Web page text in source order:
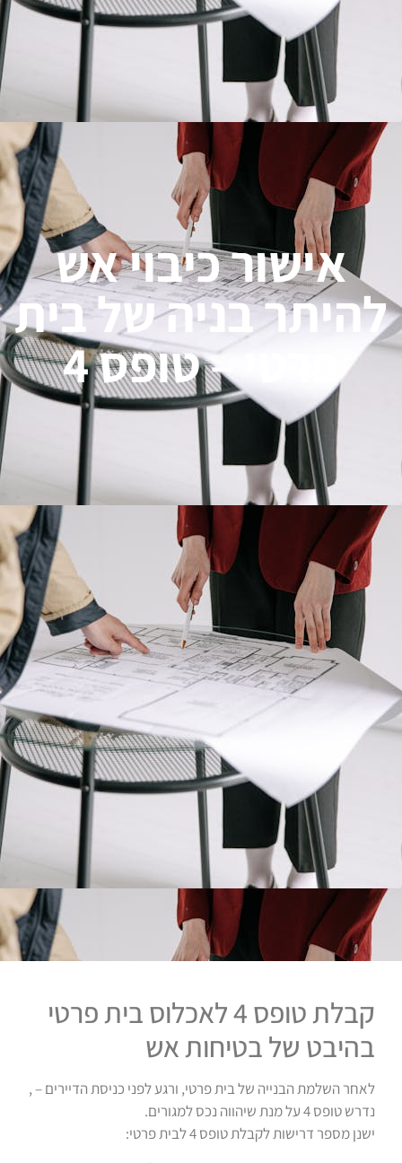
אישור כיבוי אש
להיתר בניה של בית
פרטי – טופס 4
קבלת טופס 4 לאכלוס בית פרטי
בהיבט של בטיחות אש
לאחר השלמת הבנייה של בית פרטי, ורגע לפני כניסת הדיירים – ,
נדרש טופס 4 על מנת שיהווה נכס למגורים.
ישנן מספר דרישות לקבלת טופס 4 לבית פרטי: